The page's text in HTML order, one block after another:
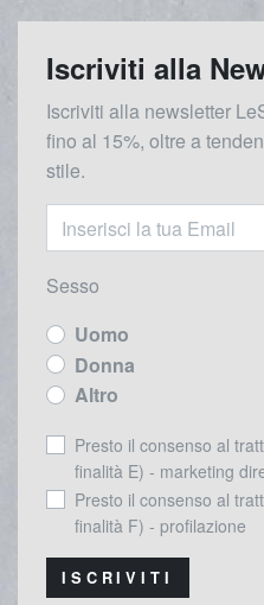
Iscriviti alla
Iscriviti alla newsletter
fino al 15%, oltre a
stile.
Sesso
Uomo
Donna
Altro
Presto il consenso al
finalità E) - marketing
Presto il consenso al
finalità F) - profilazione
ISCRIVITI